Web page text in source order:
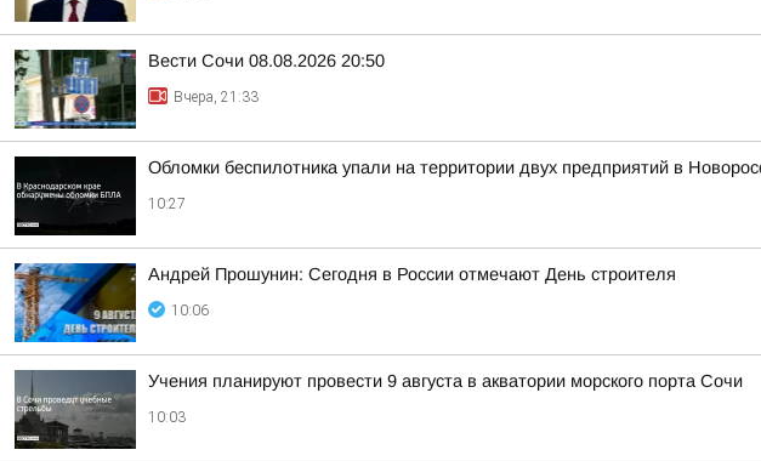
Вести Сочи 08.08.2026 20:50
Вчера, 21:33
Обломки беспилотника упали на территории двух предприятий в
10:27
Андрей Прошунин: Сегодня в России отмечают День строителя
10:06
Учения планируют провести 9 августа в акватории морского порта Сочи
10:03